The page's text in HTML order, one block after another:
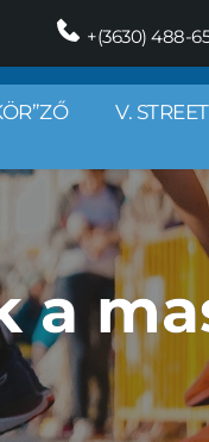
+(3630) 488-
V.
a